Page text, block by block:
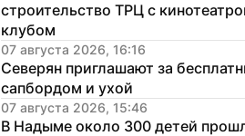
строительство ТРЦ с
клубом
07 августа 2026, 16:16
Северян приглашают за
сапбордом и ухой
07 августа 2026, 15:46
В Надыме около 300 детей